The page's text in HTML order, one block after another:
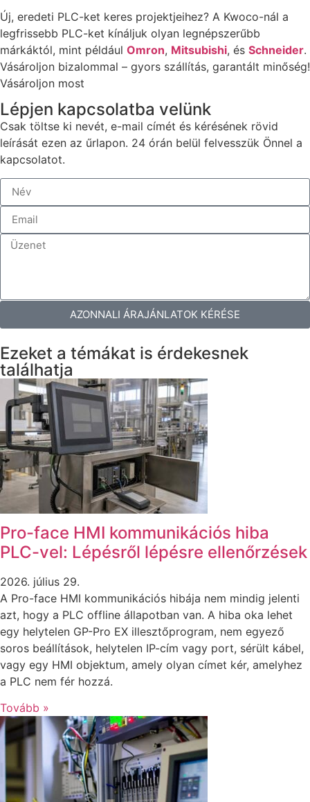
Új, eredeti PLC-ket keres projektjeihez? A Kwoco-nál a
legfrissebb PLC-ket kínáljuk olyan legnépszerűbb
márkáktól, mint például Omron, Mitsubishi, és Schneider.
Vásároljon bizalommal – gyors szállítás, garantált minőség!
Vásároljon most
Lépjen kapcsolatba velünk
Csak töltse ki nevét, e-mail címét és kérésének rövid
leírását ezen az űrlapon. 24 órán belül felvesszük Önnel a
kapcsolatot.
AZONNALI ÁRAJÁNLATOK KÉRÉSE
Ezeket a témákat is érdekesnek
találhatja
Pro-face HMI kommunikációs hiba
PLC-vel: Lépésről lépésre ellenőrzések
2026. július 29.
A Pro-face HMI kommunikációs hibája nem mindig jelenti
azt, hogy a PLC offline állapotban van. A hiba oka lehet
egy helytelen GP-Pro EX illesztőprogram, nem egyező
soros beállítások, helytelen IP-cím vagy port, sérült kábel,
vagy egy HMI objektum, amely olyan címet kér, amelyhez
a PLC nem fér hozzá.
Tovább »